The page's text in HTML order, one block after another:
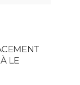
LE